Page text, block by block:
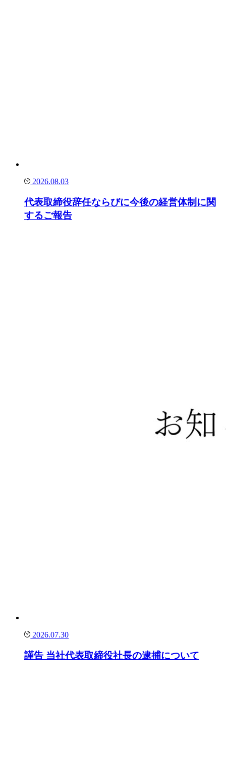
2026.08.03
代表取締役辞任ならびに今後の経営体制に関
するご報告
2026.07.30
謹告 当社代表取締役社長の逮捕について